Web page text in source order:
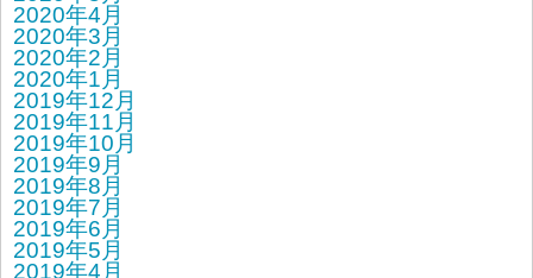
2020年4月
2020年3月
2020年2月
2020年1月
2019年12月
2019年11月
2019年10月
2019年9月
2019年8月
2019年7月
2019年6月
2019年5月
2019年4月